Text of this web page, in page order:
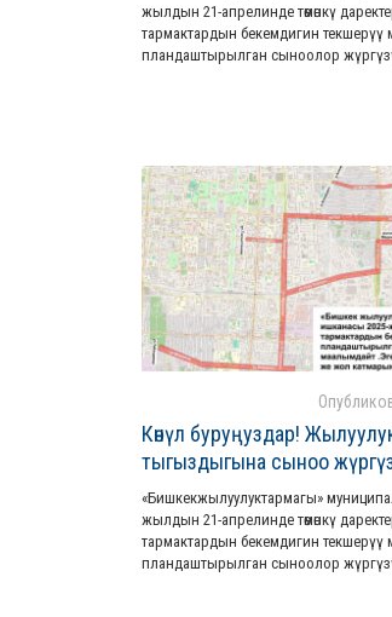
жылдын 21-апрелинде төмөнкү
тармактардын бекемдигин текшерүү
пландаштырылган сыноолор
Көнүл буруңуздар!
тыгыздыгына сыноо
«Бишкекжылуулуктармагы»
жылдын 21-апрелинде төмөнкү
тармактардын бекемдигин текшерүү
пландаштырылган сыноолор